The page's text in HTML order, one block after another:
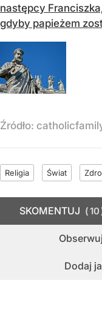
następcy
gdyby papieżem
Źródło:
Religia Świat
Dodaj
SKOMENTUJ 10